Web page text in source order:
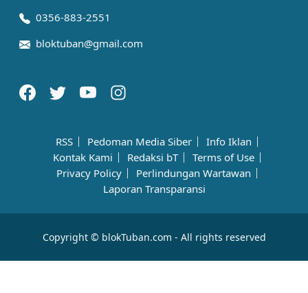
0356-883-2551
bloktuban@gmail.com
RSS Pedoman Media Siber
Info Iklan
Kontak Kami
Redaksi bT
Terms of Use
Privacy Policy
Perlindungan Wartawan
Laporan Transparansi
Copyright © blokTuban.com - All rights reserved